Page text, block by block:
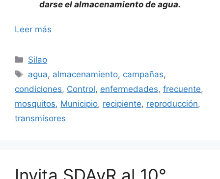
darse el almacenamiento de agua.
Leer más
Categorías
Silao
Etiquetas
agua, almacenamiento, campañas,
condiciones, Control, enfermedades, frecuente,
mosquitos, Municipio, recipiente, reproducción,
transmisores